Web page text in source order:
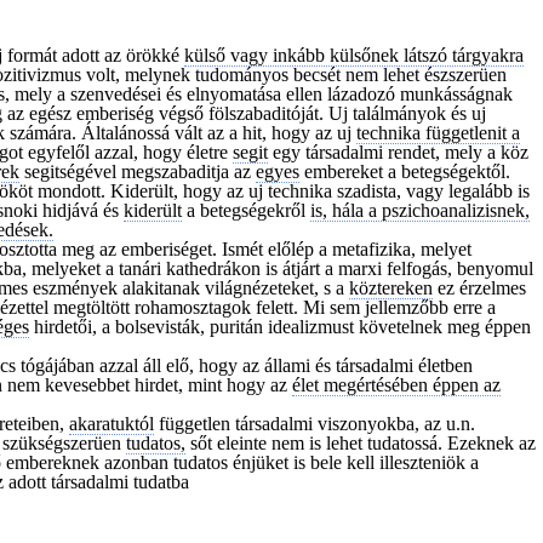
formát adott az örökkékülső vagy inkább külsőnek látszó tárgyakra
volt, melynek tudományos becsét nem lehet észszerüen
a szenvedései és elnyomatása ellen lázadozó munkásságnak
egész emberiség végső fölszabaditóját. Uj találmányok és uj
számára. Általánossá vált az a hit, hogy az ujtechnika függetlenit a
egyfelől azzal, hogy életresegit egy társadalmi rendet, mely a köz
segitségével megszabaditja azegyes embereket a betegségektől.
mondott. Kiderült, hogy az uj technika szadista, vagy legalább is
hidjává éskiderült a betegségekrőlis, hála a pszichoanalizisnek,
meg az emberiséget. Ismét előlép a metafizika, melyet
melyeket a tanári kathedrákon is átjárt a marxi felfogás, benyomul
eszmények alakitanak világnézeteket, s aköztereken ez érzelmes
megtöltött rohamosztagok felett. Mi sem jellemzőbb erre a
hirdetői, a bolsevisták, puritán idealizmust követelnek meg éppen
tógájában azzal áll elő, hogy az állami és társadalmi életben
nem kevesebbet hirdet, mint hogy azélet megértésében éppen az
akaratuktól független társadalmi viszonyokba, az u.n.
tudatos, sőt eleinte nem is lehet tudatossá. Ezeknek az
azonban tudatos énjüket is bele kell illeszteniök a
társadalmi tudatba